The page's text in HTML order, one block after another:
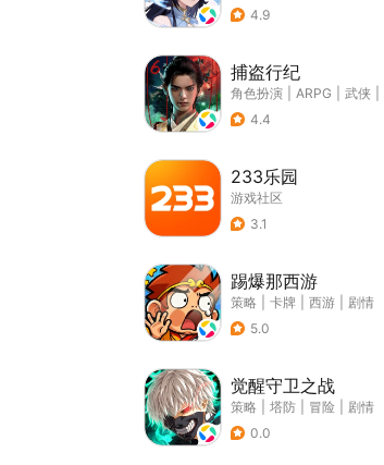
4.9
捕盗行纪
角色扮演 ARPG 武侠
4.4
233乐园
游戏社区
3.1
踢爆那西游
策略 卡牌 西游
剧情
5.0
觉醒守卫之战
策略 塔防 冒险
剧情
0.0